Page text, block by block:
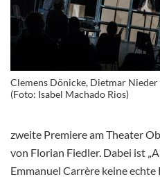
Clemens Dönicke, Dietmar
(Foto: Isabel Machado Rios)
zweite Premiere am Theater
von Florian Fiedler. Dabei ist
Emmanuel Carrère keine